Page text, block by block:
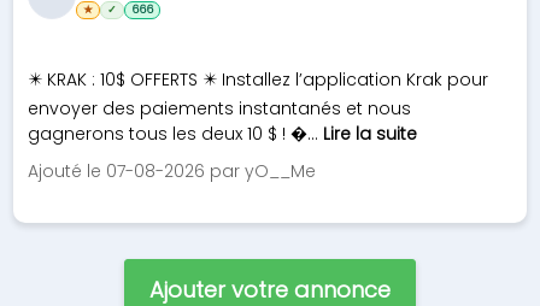
✴️ KRAK : 10$ OFFERTS ✴️ Installez l’application Krak pour
envoyer des paiements instantanés et nous
gagnerons tous les deux 10 $ ! �... Lire la suite
Ajouté le 07-08-2026 par yO__Me
★ ✓ 666
Ajouter votre annonce